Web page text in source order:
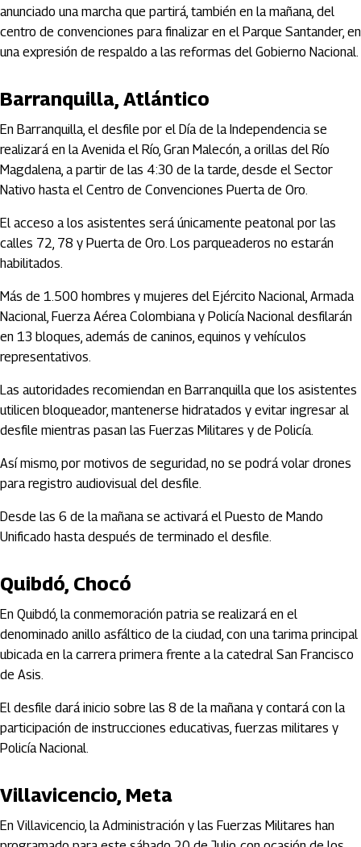
anunciado una marcha que partirá, también en la mañana, del
centro de convenciones para finalizar en el Parque Santander, en
una expresión de respaldo a las reformas del Gobierno Nacional.
Barranquilla, Atlántico
En Barranquilla, el desfile por el Día de la Independencia se
realizará en la Avenida el Río, Gran Malecón, a orillas del Río
Magdalena, a partir de las 4:30 de la tarde, desde el Sector
Nativo hasta el Centro de Convenciones Puerta de Oro.
El acceso a los asistentes será únicamente peatonal por las
calles 72, 78 y Puerta de Oro. Los parqueaderos no estarán
habilitados.
Más de 1.500 hombres y mujeres del Ejército Nacional, Armada
Nacional, Fuerza Aérea Colombiana y Policía Nacional desfilarán
en 13 bloques, además de caninos, equinos y vehículos
representativos.
Las autoridades recomiendan en Barranquilla que los asistentes
utilicen bloqueador, mantenerse hidratados y evitar ingresar al
desfile mientras pasan las Fuerzas Militares y de Policía.
Así mismo, por motivos de seguridad, no se podrá volar drones
para registro audiovisual del desfile.
Desde las 6 de la mañana se activará el Puesto de Mando
Unificado hasta después de terminado el desfile.
Quibdó, Chocó
En Quibdó, la conmemoración patria se realizará en el
denominado anillo asfáltico de la ciudad, con una tarima principal
ubicada en la carrera primera frente a la catedral San Francisco
de Asis.
El desfile dará inicio sobre las 8 de la mañana y contará con la
participación de instrucciones educativas, fuerzas militares y
Policía Nacional.
Villavicencio, Meta
En Villavicencio, la Administración y las Fuerzas Militares han